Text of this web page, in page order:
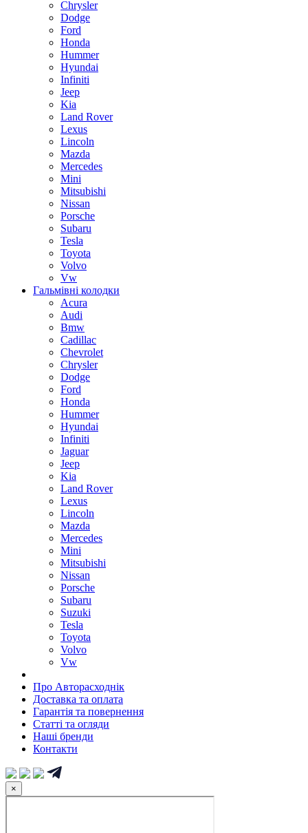
Chrysler
Dodge
Ford
Honda
Hummer
Hyundai
Infiniti
Jeep
Kia
Land Rover
Lexus
Lincoln
Mazda
Mercedes
Mini
Mitsubishi
Nissan
Porsche
Subaru
Tesla
Toyota
Volvo
Vw
Гальмівні колодки
Acura
Audi
Bmw
Cadillac
Chevrolet
Chrysler
Dodge
Ford
Honda
Hummer
Hyundai
Infiniti
Jaguar
Jeep
Kia
Land Rover
Lexus
Lincoln
Mazda
Mercedes
Mini
Mitsubishi
Nissan
Porsche
Subaru
Suzuki
Tesla
Toyota
Volvo
Vw
Про Авторасходнік
Доставка та оплата
Гарантія та повернення
Статті та огляди
Наші бренди
Контакти
×